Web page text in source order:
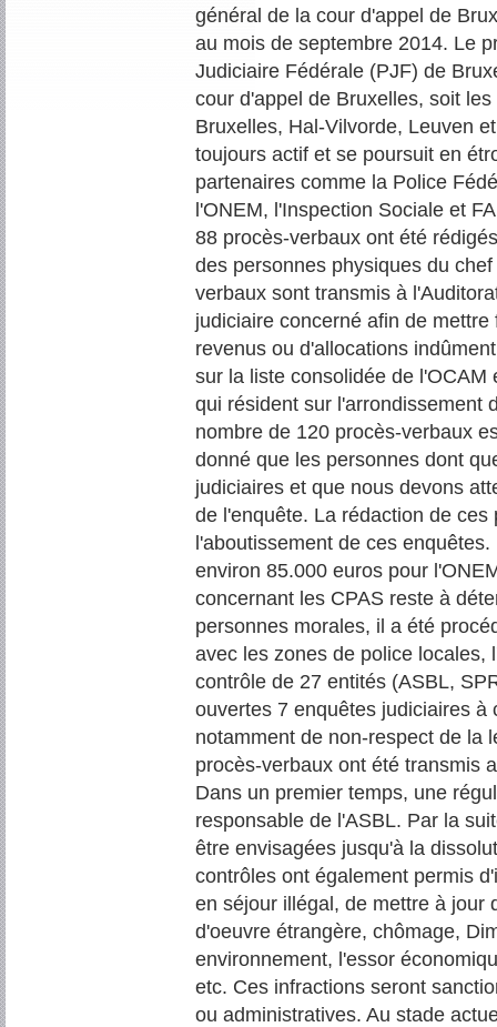
général de la cour d'appel de
au mois de septembre 2014. Le
Judiciaire Fédérale (PJF) de
cour d'appel de Bruxelles, soit
Bruxelles, Hal-Vilvorde, Leuven
toujours actif et se poursuit en
partenaires comme la Police
l'ONEM, l'Inspection Sociale et
88 procès-verbaux ont été
des personnes physiques du
verbaux sont transmis à
judiciaire concerné afin de
revenus ou d'allocations
sur la liste consolidée de
qui résident sur l'arrondissement
nombre de 120 procès-verbaux
donné que les personnes dont
judiciaires et que nous devons
de l'enquête. La rédaction de
l'aboutissement de ces
environ 85.000 euros pour
concernant les CPAS reste à
personnes morales, il a été
avec les zones de police locales,
contrôle de 27 entités (ASBL,
ouvertes 7 enquêtes judiciaires
notamment de non-respect de la
procès-verbaux ont été transmis
Dans un premier temps, une
responsable de l'ASBL. Par la
être envisagées jusqu'à la
contrôles ont également permis
en séjour illégal, de mettre à jour
d'oeuvre étrangère, chômage,
environnement, l'essor
etc. Ces infractions seront
ou administratives. Au stade